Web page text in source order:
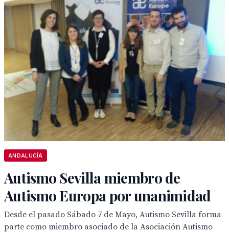
ANDALUCÍA
Autismo Sevilla miembro de
Autismo Europa por unanimidad
Desde el pasado Sábado 7 de Mayo, Autismo Sevilla forma
parte como miembro asociado de la Asociación Autismo